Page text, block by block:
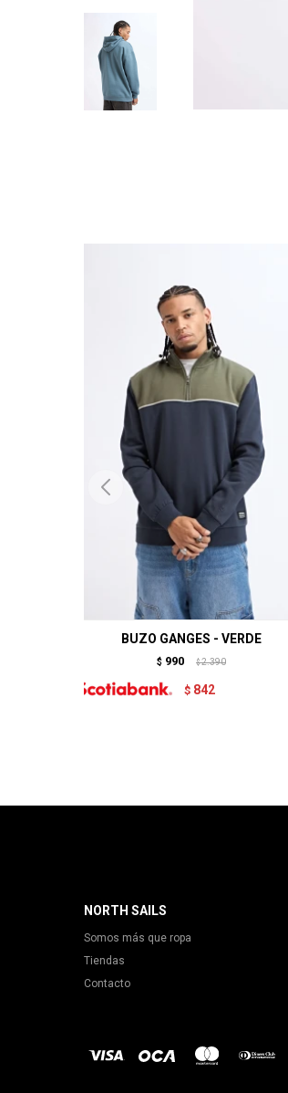
BUZO GANGES - VERDE
$ 990 $ 2.390
$ 842
NORTH SAILS
Somos más que ropa
Tiendas
Contacto